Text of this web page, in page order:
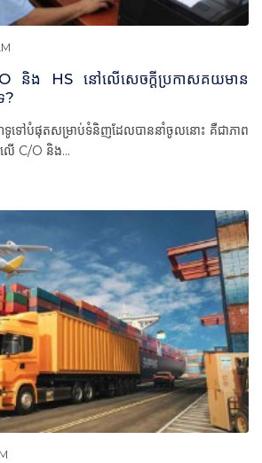
និង HS នៅលើសេចក្តីប្រកាសគយមាន
?
ៅបំផុតសម្រាប់ទំនិញដែលបាននាំចូលនោះ គឺជាភាព
ើ C/O និង...